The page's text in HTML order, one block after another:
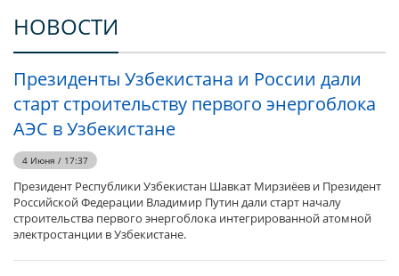
НОВОСТИ
Президенты Узбекистана и России дали
старт строительству первого энергоблока
АЭС в Узбекистане
4 Июня / 17:37
Президент Республики Узбекистан Шавкат Мирзиёев и Президент
Российской Федерации Владимир Путин дали старт началу
строительства первого энергоблока интегрированной атомной
электростанции в Узбекистане.